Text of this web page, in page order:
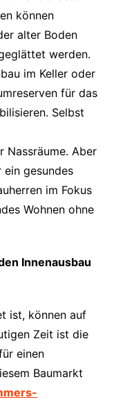
können
alter Boden
werden.
im Keller oder
für das
Selbst
Nassräume. Aber
gesundes
im Fokus
Wohnen ohne
Innenausbau
ist, können auf
Zeit ist die
einen
Baumarkt